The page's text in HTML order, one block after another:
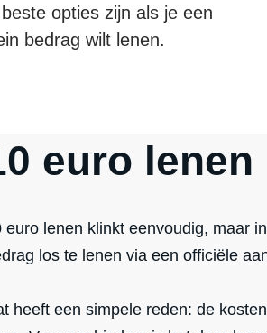
1800 EURO LENEN
opties zijn als je een
bedrag wilt lenen.
euro lenen
euro lenen klinkt eenvoudig, maar
los te lenen via een officiële
heeft een simpele reden: de